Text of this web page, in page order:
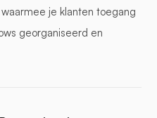
je klanten toegang
georganiseerd en